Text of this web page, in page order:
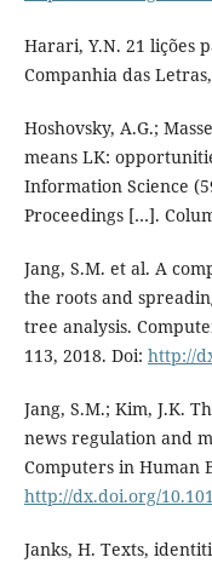
Harari, Y.N. 21 lições
Companhia das
Hoshovsky, A.G.;
means LK:
Information Science
Proceedings […].
Jang, S.M. et al. A
the roots and
tree analysis.
113, 2018. Doi: http://
Jang, S.M.; Kim, J.K.
news regulation and
Computers in Human
http://dx.doi.org/
Janks, H. Texts,